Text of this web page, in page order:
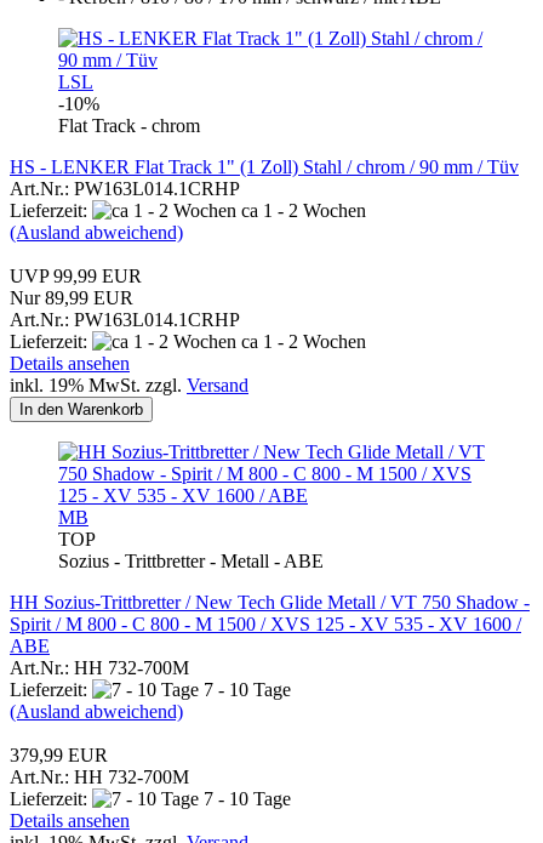
LSL
-10%
Flat Track - chrom
HS - LENKER Flat Track 1" (1 Zoll) Stahl / chrom / 90 mm / Tüv
Art.Nr.: PW163L014.1CRHP
Lieferzeit:
ca 1 - 2 Wochen
(Ausland abweichend)
UVP 99,99 EUR
Nur 89,99 EUR
Art.Nr.: PW163L014.1CRHP
Lieferzeit:
ca 1 - 2 Wochen
Details ansehen
inkl. 19% MwSt. zzgl. Versand
In den Warenkorb
MB
TOP
Sozius - Trittbretter - Metall - ABE
HH Sozius-Trittbretter / New Tech Glide Metall / VT 750 Shadow -
Spirit / M 800 - C 800 - M 1500 / XVS 125 - XV 535 - XV 1600 /
ABE
Art.Nr.: HH 732-700M
Lieferzeit:
7 - 10 Tage
(Ausland abweichend)
379,99 EUR
Art.Nr.: HH 732-700M
Lieferzeit:
7 - 10 Tage
Details ansehen